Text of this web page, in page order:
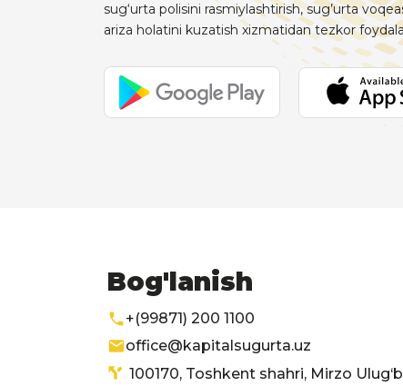
sug‘urta polisini rasmiylashtirish, sug’urta
ariza holatini kuzatish xizmatidan tezkor
Bog'lanish
+(99871) 200 1100
office@kapitalsugurta.uz
100170, Toshkent shahri, Mirzo